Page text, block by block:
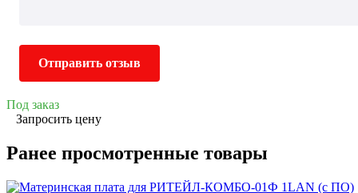
Отправить отзыв
Под заказ
Запросить цену
Ранее просмотренные товары